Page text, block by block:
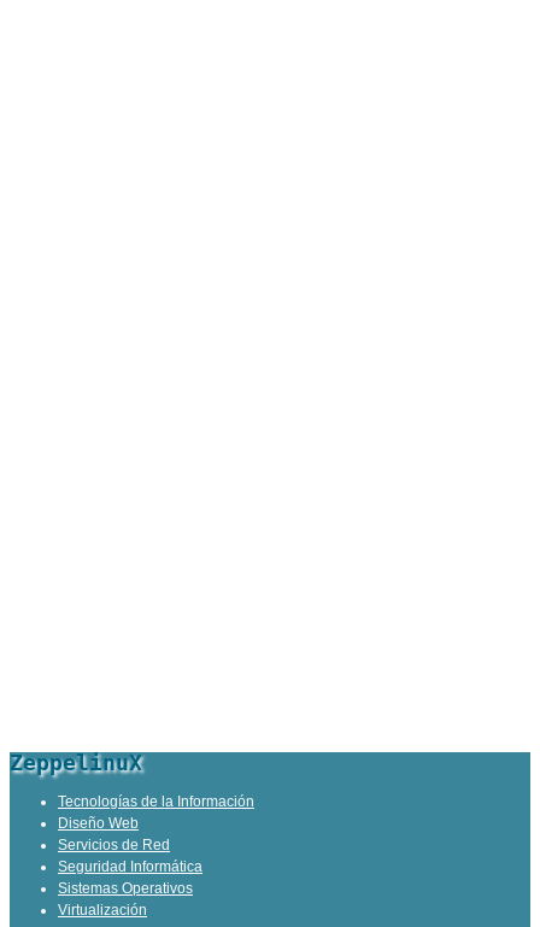
ZeppelinuX
Tecnologías de la Información
Diseño Web
Servicios de Red
Seguridad Informática
Sistemas Operativos
Virtualización